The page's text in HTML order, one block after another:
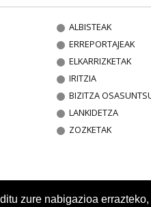
zure nabigazioa
ALBISTEAK
ERREPORTAJEAK
ELKARRIZKETAK
IRITZIA
BIZITZA
LANKIDETZA
ZOZKETAK